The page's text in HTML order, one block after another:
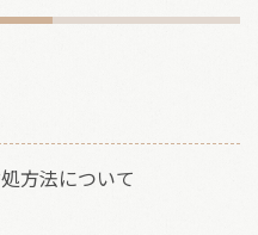
方法について